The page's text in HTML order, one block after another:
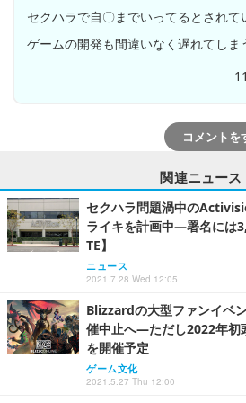
セクハラで自〇までいってるとされて
ゲームの開発も間違いなく遅れてしま
11
コメントを
関連ニュース
セクハラ問題渦中の
ライキを計画中―署名には
TE】
ニュース
2021.7.28 Wed 12:05
Blizzardの大型ファンイベ
催中止へ―ただし2022年初
を開催予定
ゲーム文化
2021.5.27 Thu 12:00